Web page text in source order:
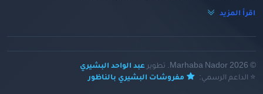
اقرأ المزيد
© 2026 Marhaba Nador. تطوير
عبد الواحد البشيري
⭐ الداعم الرسمي:
مفروشات البشيري بالناظور